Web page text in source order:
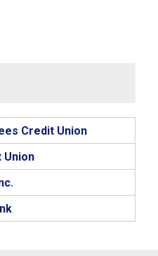
Credit Union
Union